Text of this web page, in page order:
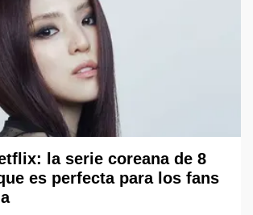
la serie coreana de 8
es perfecta para los fans